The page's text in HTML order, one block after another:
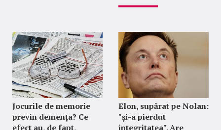
Jocurile de memorie
previn demența? Ce
efect au, de fapt,
Elon, supărat pe Nolan:
"şi-a pierdut
integritatea". Are